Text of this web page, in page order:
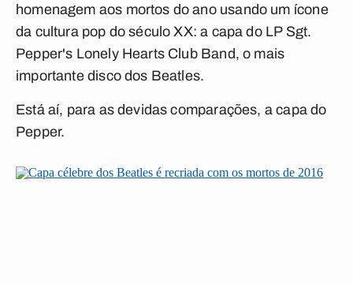
homenagem aos mortos do ano usando um ícone
da cultura pop do século XX: a capa do LP Sgt.
Pepper's Lonely Hearts Club Band, o mais
importante disco dos Beatles.
Está aí, para as devidas comparações, a capa do
Pepper.